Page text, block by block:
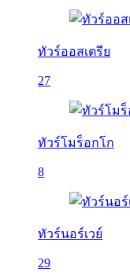
ทัวร์ออสเตรีย
27
ทัวร์โมร็อกโก
8
ทัวร์นอร์เวย์
29